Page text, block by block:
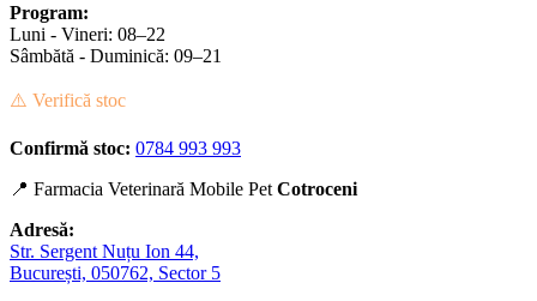
Program:
Luni - Vineri: 08–22
Sâmbătă - Duminică: 09–21
⚠️ Verifică stoc
Confirmă stoc: 0784 993 993
📍 Farmacia Veterinară Mobile Pet Cotroceni
Adresă:
Str. Sergent Nuțu Ion 44,
București, 050762, Sector 5